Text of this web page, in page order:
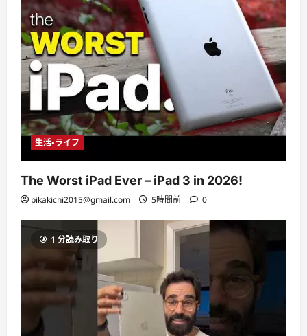
生活・ライフ
The Worst iPad Ever – iPad 3 in 2026!
pikakichi2015@gmail.com 5時間前 0
1 分読み取り